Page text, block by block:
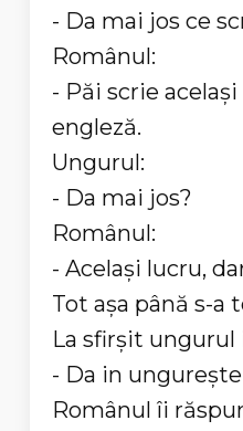
- Da mai jos ce
Românul:
- Păi scrie
engleză.
Ungurul:
- Da mai jos?
Românul:
- Același lucru,
Tot așa până s-a
La sfirșit ungurul
- Da in
Românul îi